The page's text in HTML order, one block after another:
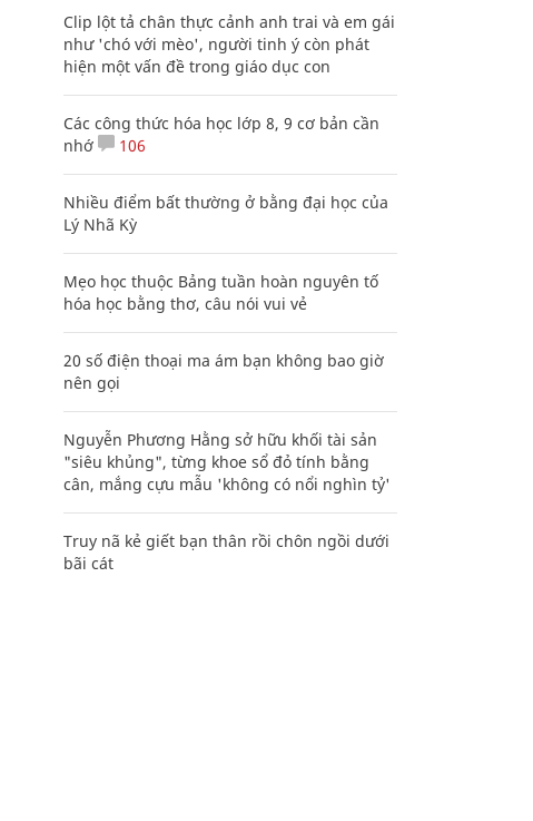
Clip lột tả chân thực cảnh anh trai và em gái
như 'chó với mèo', người tinh ý còn phát
hiện một vấn đề trong giáo dục con
Các công thức hóa học lớp 8, 9 cơ bản cần
nhớ
106
Nhiều điểm bất thường ở bằng đại học của
Lý Nhã Kỳ
Mẹo học thuộc Bảng tuần hoàn nguyên tố
hóa học bằng thơ, câu nói vui vẻ
20 số điện thoại ma ám bạn không bao giờ
nên gọi
Nguyễn Phương Hằng sở hữu khối tài sản
"siêu khủng", từng khoe sổ đỏ tính bằng
cân, mắng cựu mẫu 'không có nổi nghìn tỷ'
Truy nã kẻ giết bạn thân rồi chôn ngồi dưới
bãi cát